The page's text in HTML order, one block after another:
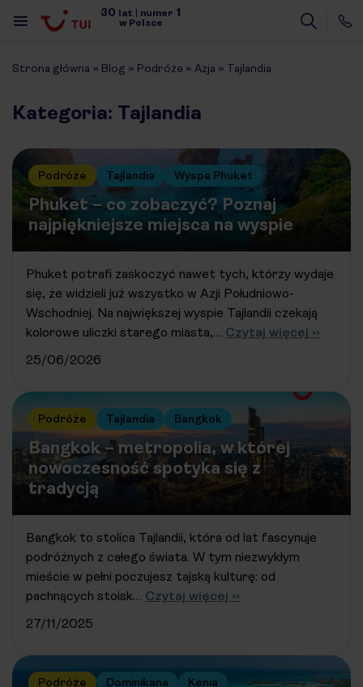
30 lat | numer 1
w Polsce
Strona główna » Blog » Podróże » Azja » Tajlandia
Kategoria: Tajlandia
Podróże Tajlandia Wyspa Phuket
Phuket – co zobaczyć? Poznaj
najpiękniejsze miejsca na wyspie
Phuket potrafi zaskoczyć nawet tych, którzy wydaje
się, że widzieli już wszystko w Azji Południowo-
Wschodniej. Na największej wyspie Tajlandii czekają
kolorowe uliczki starego miasta,… Czytaj więcej ››
25/06/2026
Podróże Tajlandia Bangkok
Bangkok – metropolia, w której
nowoczesność spotyka się z
tradycją
Bangkok to stolica Tajlandii, która od lat fascynuje
podróżnych z całego świata. W tym niezwykłym
mieście w pełni poczujesz tajską kulturę: od
pachnących stoisk… Czytaj więcej ››
27/11/2025
Podróże Dominikana Kenia